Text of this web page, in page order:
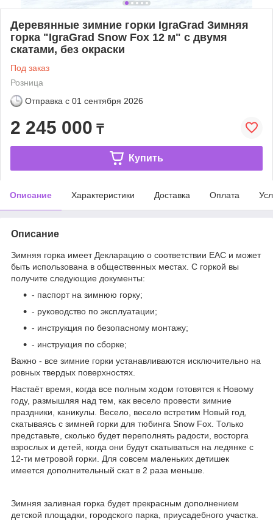
Деревянные зимние горки IgraGrad Зимняя
горка "IgraGrad Snow Fox 12 м" с двумя
скатами, без окраски
Под заказ
Розница
Отправка с 01 сентября 2026
2 245 000 ₸
Купить
Описание Характеристики Доставка Оплата
Описание
Зимняя горка имеет Декларацию о соответствии EAC и может
быть использована в общественных местах. С горкой вы
получите следующие документы:
- паспорт на зимнюю горку;
- руководство по эксплуатации;
- инструкция по безопасному монтажу;
- инструкция по сборке;
Важно - все зимние горки устанавливаются исключительно на
ровных твердых поверхностях.
Настаёт время, когда все полным ходом готовятся к Новому
году, размышляя над тем, как весело провести зимние
праздники, каникулы. Весело, весело встретим Новый год,
скатываясь с зимней горки для тюбинга Snow Fox. Только
представьте, сколько будет переполнять радости, восторга
взрослых и детей, когда они будут скатываться на ледянке с
12-ти метровой горки. Для совсем маленьких детишек
имеется дополнительный скат в 2 раза меньше.
Зимняя заливная горка будет прекрасным дополнением
детской площадки, городского парка, приусадебного участка.